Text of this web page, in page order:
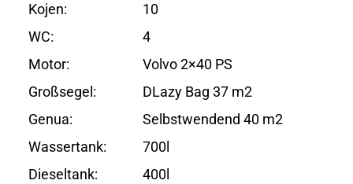
Kojen:
10
WC:
4
Motor:
Volvo 2×40 PS
Großsegel:
DLazy Bag 37 m2
Genua:
Selbstwendend 40 m2
Wassertank:
700l
Dieseltank:
400l